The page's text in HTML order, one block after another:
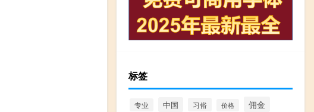
标签
专业 中国 习俗 价格 佣金